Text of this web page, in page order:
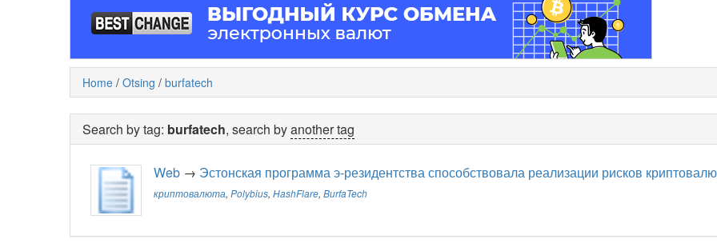
Home / Otsing / burfatech
Search by tag: burfatech, search byanother tag
Web → Эстонская программа э-резидентства способствовала реализации рисков
криптовалюта, Polybius, HashFlare, BurfaTech